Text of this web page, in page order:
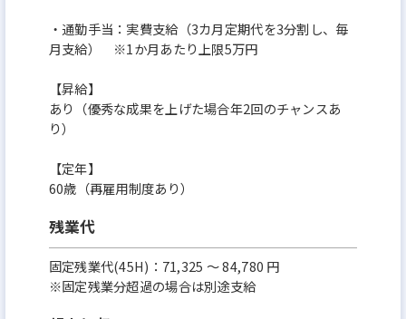
・通勤手当：実費支給（3カ月定期代を3分割し、毎
月支給） ※1か月あたり上限5万円
【昇給】
あり（優秀な成果を上げた場合年2回のチャンスあ
り）
【定年】
60歳（再雇用制度あり）
残業代
固定残業代(45H)：71,325 ～ 84,780 円
※固定残業分超過の場合は別途支給